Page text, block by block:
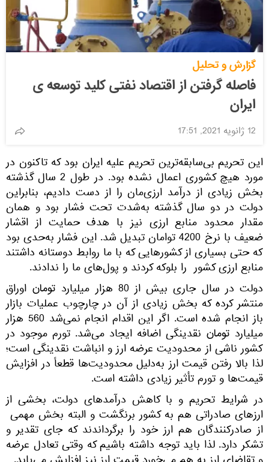
گزارش و تحلیل
فاصله گرفتن از اقتصاد نفتی کلید توسعه ی
ایران
12 ژانویه 2021, 17:51
این تحریم بی‌سابقه‌ترین تحریم علیه ایران بود که تاکنون در
مورد هیچ کشوری اعمال نشده بود. در طول 2 سال گذشته
بخش زیادی از درآمد ارزی‌مان را از دست دادیم، بنابراین
دولت در دو سال گذشته به‌شدت تحت فشار بود و همان
مقدار محدود منابع ارزی نیز با هدف حمایت از اقشار
ضعیف با نرخ 4200 توامان تبدیل شد. این فشار به‌حدی بود
که حتی بسیاری از کشورهایی که با ما روابط دوستانه داشتند
منابع ارزی کشور را بلوکه کردند و پول‌های ما را ندادند.
دولت در سال جاری بیش از 80 هزار میلیارد تومان اوراق
منتشر کرده که بخش زیادی از آن در چارچوب عملیات بازار
باز انجام شده است. اگر این اقدام انجام نمی‌شد 560 هزار
میلیارد تومان نقدینگی اضافه ایجاد می‌شد. تورم موجود در
کشور ناشی از محدودیت عرضه ارز و انباشت نقدینگی است؛
لذا بالا رفتن قیمت ارز به‌دلیل محدودیت‌ها قطعاً در افزایش
قیمت‌ها و تورم تأثیر زیادی داشته است.
در شرایط تحریم و با کاهش درآمدهای دولت، بخشی از
ارزهای صادراتی هم به کشور برنگشت و البته بخش مهمی
از صادرکنندگان هم ارز خود را برگرداندند که جای تقدیر و
تشکر دارد. لذا باید توجه داشته باشیم که وقتی تعادل عرضه